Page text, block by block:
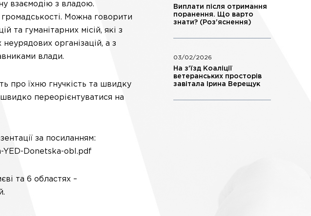
взаємодію з владою.
Можна говорити
та гуманітарних місій, які з
організацій, а з
влади.
про їхню гнучкість та швидку
швидко переорієнтуватися на
за посиланням:
Donetska-obl.pdf
та 6 областях –
Виплати після отримання
поранення. Що варто
знати? (Роз'яснення)
03/02/2026
На з'їзд Коаліції
ветеранських просторів
завітала Ірина Верещук